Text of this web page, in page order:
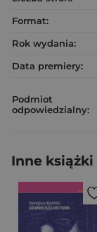
Format:
Rok wydania:
Data premiery:
Podmiot
odpowiedzialny:
Inne książki